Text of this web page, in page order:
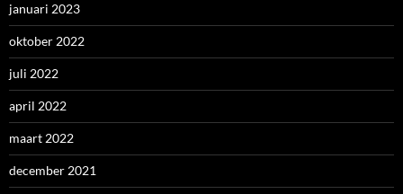
januari 2023
oktober 2022
juli 2022
april 2022
maart 2022
december 2021